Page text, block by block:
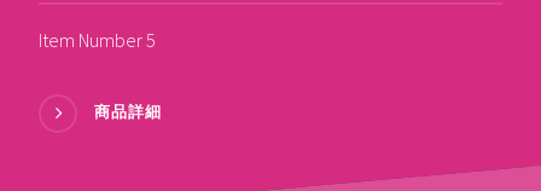
Item Number 5
商品詳細